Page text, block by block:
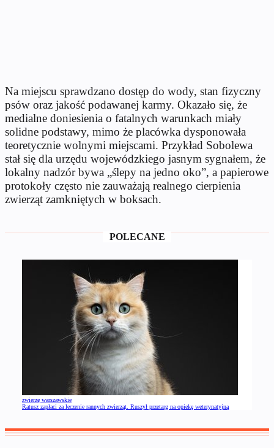
Na miejscu sprawdzano dostęp do wody, stan fizyczny
psów oraz jakość podawanej karmy. Okazało się, że
medialne doniesienia o fatalnych warunkach miały
solidne podstawy, mimo że placówka dysponowała
teoretycznie wolnymi miejscami. Przykład Sobolewa
stał się dla urzędu wojewódzkiego jasnym sygnałem, że
lokalny nadzór bywa „ślepy na jedno oko”, a papierowe
protokoły często nie zauważają realnego cierpienia
zwierząt zamkniętych w boksach.
POLECANE
zwierzę warszawskie
Ratusz zapłaci za leczenie rannych zwierząt. Ruszył przetarg na opiekę weterynatyjną